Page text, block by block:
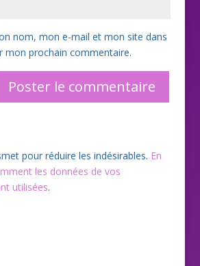
nom, mon e-mail et mon site dans
mon prochain commentaire.
pour réduire les indésirables. En
les données de vos
utilisées.